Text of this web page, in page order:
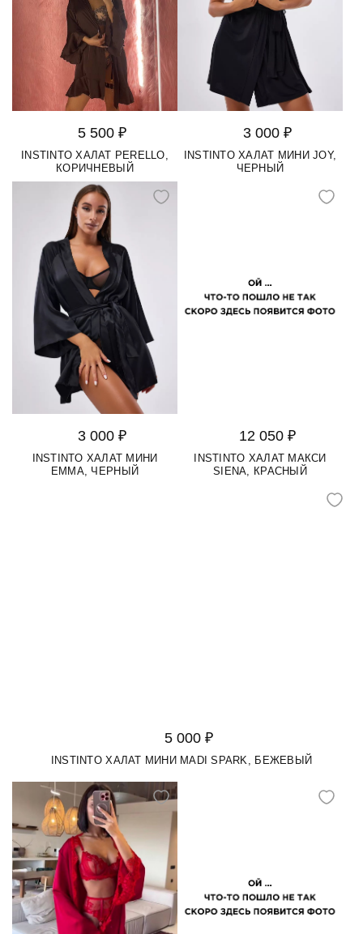
5 500 ₽
INSTINTO ХАЛАТ PERELLO,
КОРИЧНЕВЫЙ
3 000 ₽
INSTINTO ХАЛАТ МИНИ JOY,
ЧЕРНЫЙ
3 000 ₽
INSTINTO ХАЛАТ МИНИ
EMMA, ЧЕРНЫЙ
12 050 ₽
INSTINTO ХАЛАТ МАКСИ
SIENA, КРАСНЫЙ
5 000 ₽
INSTINTO ХАЛАТ МИНИ MADI SPARK, БЕЖЕВЫЙ